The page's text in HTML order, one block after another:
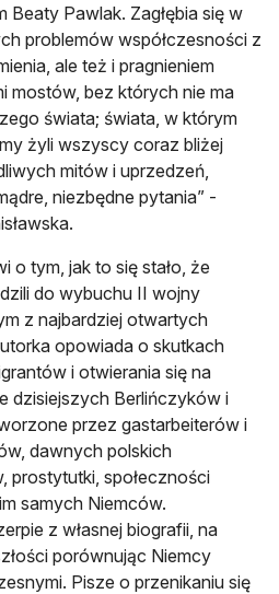
Beaty Pawlak. Zagłębia się w
problemów współczesności z
ale też i pragnieniem
mostów, bez których nie ma
świata; świata, w którym
żyli wszyscy coraz bliżej
mitów i uprzedzeń,
niezbędne pytania” -
o tym, jak to się stało, że
do wybuchu II wojny
z najbardziej otwartych
opowiada o skutkach
i otwierania się na
dzisiejszych Berlińczyków i
przez gastarbeiterów i
dawnych polskich
prostytutki, społeczności
samych Niemców.
z własnej biografii, na
porównując Niemcy
Pisze o przenikaniu się